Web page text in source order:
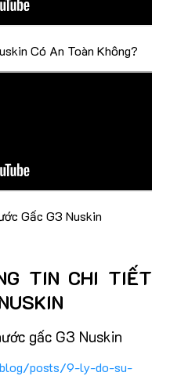
Có An Toàn Không?
Gấc G3 Nuskin
TIN CHI TIẾT
gấc G3 Nuskin
posts/9-ly-do-su-